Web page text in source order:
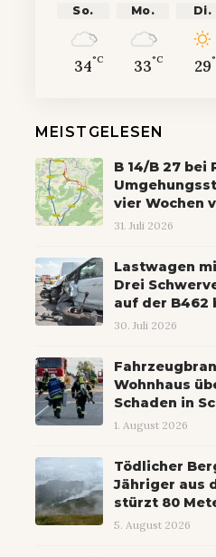
So.
34°C
Mo.
33°C
Di.
29
MEISTGELESEN
B 14/B 27 bei
vier Wochen
31. Juli 2026
Lastwagen
Drei
auf der B462
30. Juli 2026
Wohnhaus
Schaden in
1. August 2026
Tödlicher
Jähriger aus
stürzt 80
5. August 2026